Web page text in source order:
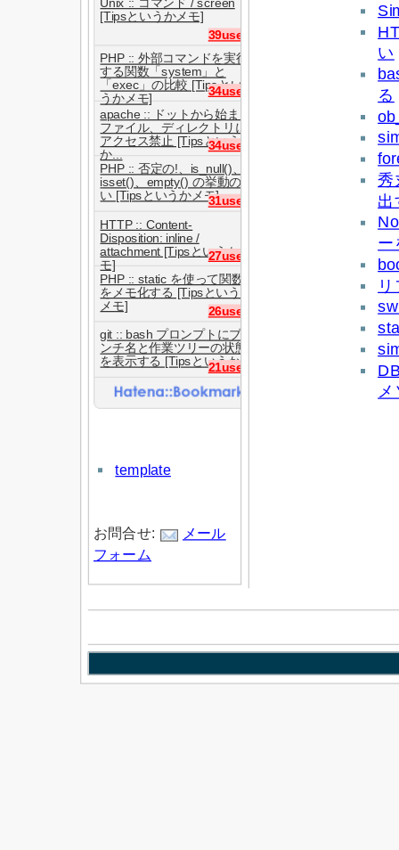
Unix :: コマンド / screen
[Tipsというかメモ]
39users
PHP :: 外部コマンドを実行
する関数「system」と
「exec」の比較 [Tipsとい
うかメモ]
34users
apache :: ドットから始まる
ファイル、ディレクトリに
アクセス禁止 [Tipsという
か...
34users
PHP :: 否定の!、is_null()、
isset()、empty() の挙動の違
い [Tipsというかメモ]31users
HTTP :: Content-
Disposition: inline /
attachment [Tipsというかメ
モ]
27users
PHP :: static を使って関数
をメモ化する [Tipsというか
メモ]
26users
git :: bash プロンプトにブラ
ンチ名と作業ツリーの状態
を表示する [Tipsというか...
21users
template
お問合せ:
メール
フォーム
い
る
秀
出
ー